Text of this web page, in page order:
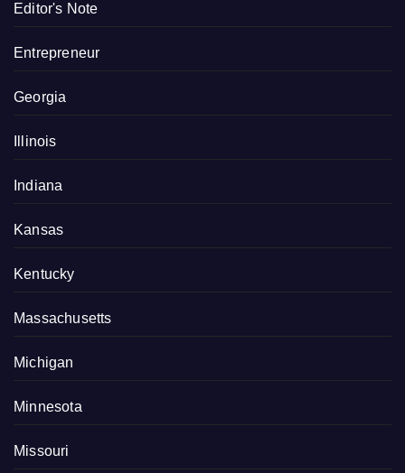
Editor's Note
Entrepreneur
Georgia
Illinois
Indiana
Kansas
Kentucky
Massachusetts
Michigan
Minnesota
Missouri